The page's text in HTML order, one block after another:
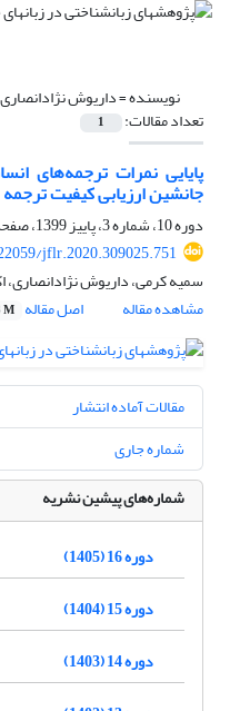
نویسنده =داریوش نژادانصاری
تعداد مقالات: 1
پایایی نمرات ترجمه‌های
جانشین ارزیابی کیفیت ترجمه
دوره 10، شماره 3، پاییز 1399، صفحه
jflr.2020.309025.751
سمیه کرمی، داریوش نژادانصاری،
مشاهده مقاله
اصل مقاله M
مقالات آماده انتشار
شماره جاری
شماره‌های پیشین نشریه
دوره 16 (1405)
دوره 15 (1404)
دوره 14 (1403)